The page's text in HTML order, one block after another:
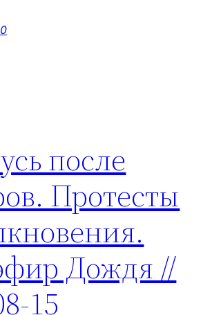
после
Протесты
Дождя //
15